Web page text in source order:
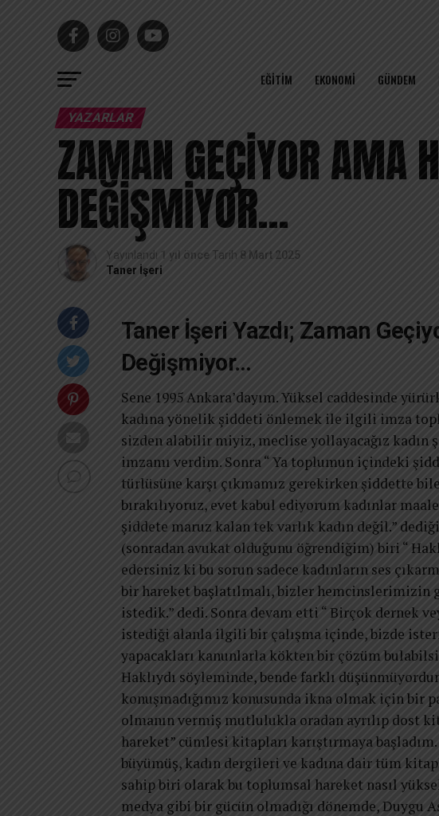
EĞITIM EKONOMI GÜNDEM
YAZARLAR
ZAMAN GEÇİYOR AMA
DEĞİŞMİYOR…
Yayınlandı 1 yıl önce Tarih 8 Mart 2025
Taner İşeri
Taner İşeri Yazdı; Zaman
Değişmiyor…
Sene 1995 Ankara’dayım. Yüksel caddesinde
kadına yönelik şiddeti önlemek ile ilgili imza
sizden alabilir miyiz, meclise yollayacağız
imzamı verdim. Sonra “ Ya toplumun içindeki
türlüsüne karşı çıkmamız gerekirken şiddette
bırakılıyoruz, evet kabul ediyorum kadınlar
şiddete maruz kalan tek varlık kadın değil.”
(sonradan avukat olduğunu öğrendiğim) biri “
edersiniz ki bu sorun sadece kadınların ses
bir hareket başlatılmalı, bizler hemcinslerimizin
istedik.” dedi. Sonra devam etti “ Birçok dernek
istediği alanla ilgili bir çalışma içinde, bizde
yapacakları kanunlarla kökten bir çözüm
Haklıydı söyleminde, bende farklı
konuşmadığımız konusunda ikna olmak için bir
olmanın vermiş mutlulukla oradan ayrılıp dost
hareket” cümlesi kitapları karıştırmaya
büyümüş, kadın dergileri ve kadına dair tüm
sahip biri olarak bu toplumsal hareket nasıl
medya gibi bir gücün olmadığı dönemde, Duygu